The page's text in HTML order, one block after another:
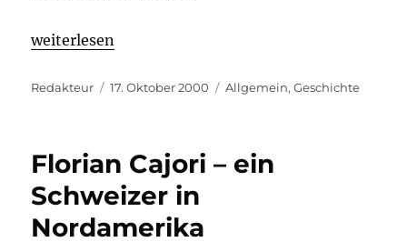
„Die Firma „Norma-Mechanik““
weiterlesen
Autor
Redakteur
Veröffentlicht
17. Oktober 2000 Kategorien
Allgemein,Geschichte
Florian Cajori – ein
Schweizer in
Nordamerika